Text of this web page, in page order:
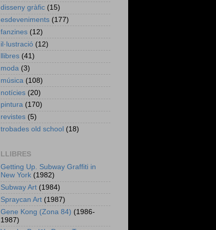
disseny gràfic (15)
esdeveniments (177)
fanzines (12)
il·lustració (12)
llibres (41)
moda (3)
música (108)
notícies (20)
pintura (170)
revistes (5)
trobades old school (18)
LLIBRES
Getting Up. Subway Graffiti in
New York (1982)
Subway Art (1984)
Spraycan Art (1987)
Gene Kong (Zona 84) (1986-
1987)